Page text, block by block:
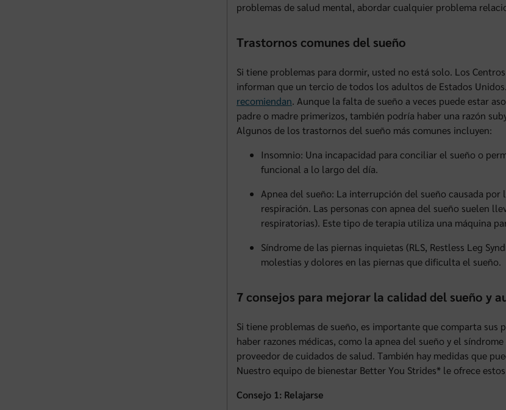
problemas de salud mental, abordar cualquier problema
Trastornos comunes del sueño
Si tiene problemas para dormir, usted no está solo. Los
informan que un tercio de todos los adultos de Estados
recomiendan. Aunque la falta de sueño a veces puede estar
padre o madre primerizos, también podría haber una razón
Algunos de los trastornos del sueño más comunes incluyen:
Insomnio: Una incapacidad para conciliar el sueño o
funcional a lo largo del día.
Apnea del sueño: La interrupción del sueño causada
respiración. Las personas con apnea del sueño suelen
respiratorias). Este tipo de terapia utiliza una máquina
Síndrome de las piernas inquietas (RLS, Restless Leg
molestias y dolores en las piernas que dificulta el sueño.
7 consejos para mejorar la calidad del sueño y
Si tiene problemas de sueño, es importante que comparta
haber razones médicas, como la apnea del sueño y el
proveedor de cuidados de salud. También hay medidas que
Nuestro equipo de bienestar Better You Strides* le ofrece
Consejo 1: Relajarse